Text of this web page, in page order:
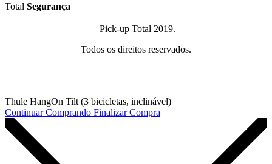
Total Segurança
Pick-up Total 2019.
Todos os direitos reservados.
Thule HangOn Tilt (3 bicicletas, inclinável)
Continuar Comprando Finalizar Compra